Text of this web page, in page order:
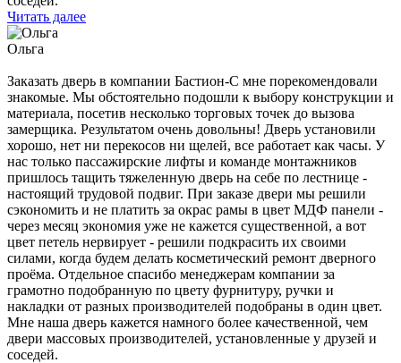
Читать далее
Ольга
Заказать дверь в компании Бастион-С мне порекомендовали
знакомые. Мы обстоятельно подошли к выбору конструкции и
материала, посетив несколько торговых точек до вызова
замерщика. Результатом очень довольны! Дверь установили
хорошо, нет ни перекосов ни щелей, все работает как часы. У
нас только пассажирские лифты и команде монтажников
пришлось тащить тяжеленную дверь на себе по лестнице -
настоящий трудовой подвиг. При заказе двери мы решили
сэкономить и не платить за окрас рамы в цвет МДФ панели -
через месяц экономия уже не кажется существенной, а вот
цвет петель нервирует - решили подкрасить их своими
силами, когда будем делать косметический ремонт дверного
проёма. Отдельное спасибо менеджерам компании за
грамотно подобранную по цвету фурнитуру, ручки и
накладки от разных производителей подобраны в один цвет.
Мне наша дверь кажется намного более качественной, чем
двери массовых производителей, установленные у друзей и
соседей.